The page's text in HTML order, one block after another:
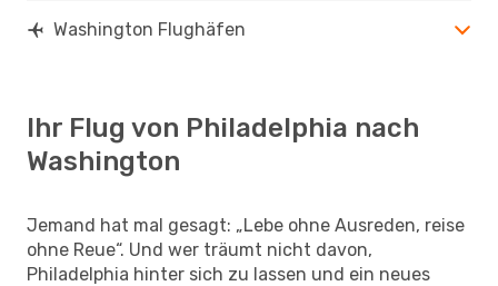
Washington Flughäfen
Ihr Flug von Philadelphia nach
Washington
Jemand hat mal gesagt: „Lebe ohne Ausreden, reise
ohne Reue“. Und wer träumt nicht davon,
Philadelphia hinter sich zu lassen und ein neues